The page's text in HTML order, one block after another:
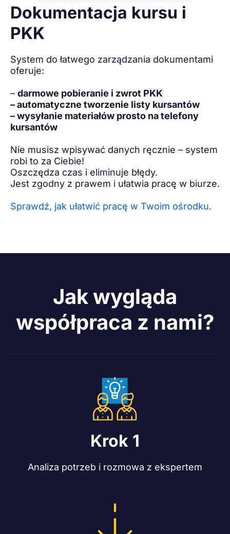
Dokumentacja kursu i
PKK
System do łatwego zarządzania dokumentami
oferuje:
– darmowe pobieranie i zwrot PKK
– automatyczne tworzenie listy kursantów
– wysyłanie materiałów prosto na telefony
kursantów
Nie musisz wpisywać danych ręcznie – system
robi to za Ciebie!
Oszczędza czas i eliminuje błędy.
Jest zgodny z prawem i ułatwia pracę w biurze.
Sprawdź, jak ułatwić pracę w Twoim ośrodku.
Jak wygląda
współpraca z nami?
Krok 1
Analiza potrzeb i rozmowa z ekspertem